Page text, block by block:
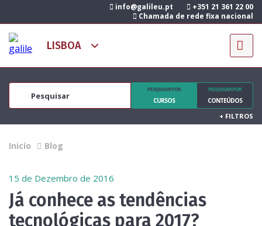
info@galileu.pt
+351 21 361 22 00
Chamada de rede fixa nacional
PESQUISAR POR
CURSOS
PESQUISAR POR
CONTEÚDOS
+ FILTROS
Inicío Blog
15 de Dezembro de 2016
Já conhece as tendências
tecnológicas para 2017?